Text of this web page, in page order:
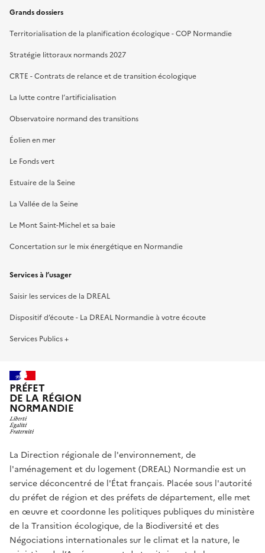
Grands dossiers
Territorialisation de la planification écologique - COP Normandie
Stratégie littoraux normands 2027
CRTE - Contrats de relance et de transition écologique
La lutte contre l’artificialisation
Observatoire normand des transitions
Éolien en mer
Le Fonds vert
Estuaire de la Seine
La Vallée de la Seine
Le Mont Saint-Michel et sa baie
Concertation sur le mix énergétique en Normandie
Services à l’usager
Saisir les services de la DREAL
Dispositif d’écoute - La DREAL Normandie à votre écoute
Services Publics +
PRÉFET
DE LA RÉGION
NORMANDIE
La Direction régionale de l'environnement, de
l'aménagement et du logement (DREAL) Normandie est un
service déconcentré de l'État français. Placée sous l'autorité
du préfet de région et des préfets de département, elle met
en œuvre et coordonne les politiques publiques du ministère
de la Transition écologique, de la Biodiversité et des
Négociations internationales sur le climat et la nature, le